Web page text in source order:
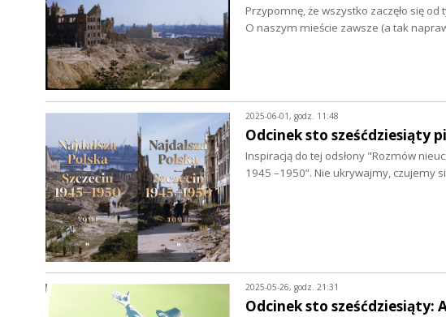
Przypomnę, że wszystko zaczęło się
O naszym mieście zawsze (a tak
2025-06-01, godz. 11:48
Odcinek sto sześćdziesiąty
Inspiracją do tej odsłony "Rozmów
1945 –1950”. Nie ukrywajmy, czujemy
2025-05-26, godz. 21:31
Odcinek sto sześćdziesiąty: